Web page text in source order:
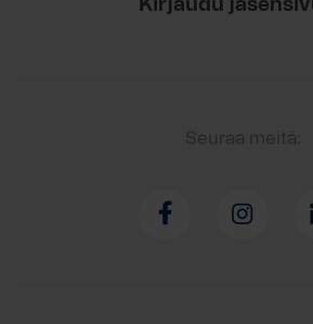
Kirjaudu
Seuraa meitä: